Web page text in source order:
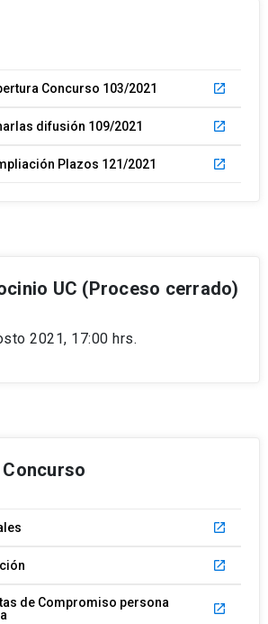
Concurso 103/2021 launch
difusión 109/2021 launch
Plazos 121/2021 launch
UC (Proceso cerrado)
2021, 17:00 hrs.
launch
launch
de Compromiso persona
launch